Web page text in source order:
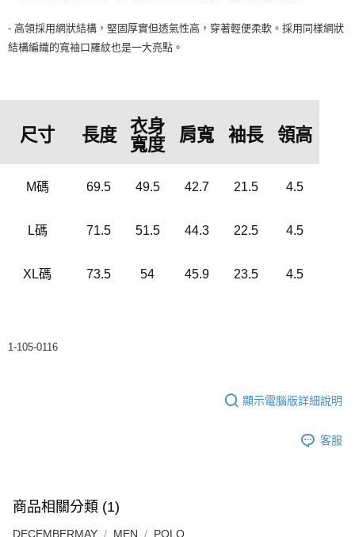
- 高領採用網狀結構，堅固厚實但透氣性高，穿著輕便柔軟。採用同樣網狀
結構編織的寬袖口羅紋也是一大亮點。
尺寸 長度
衣身
寬度
肩寬 袖長 領高
M碼 69.5 49.5 42.7 21.5 4.5
L碼 71.5 51.5 44.3 22.5 4.5
XL碼 73.5 54 45.9 23.5 4.5
1-105-0116
顯示電腦版詳細說明
客服
商品相關分類 (1)
DECEMBERMAY MEN POLO